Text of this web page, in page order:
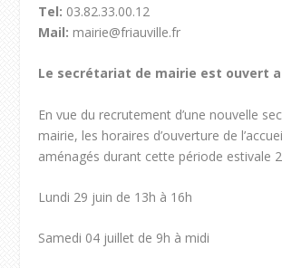
Tel: 03.82.33.00.12
Mail: mairie@friauville.fr
Le secrétariat de mairie est ouvert
En vue du recrutement d’une nouvelle
mairie, les horaires d’ouverture de
aménagés durant cette période estivale
Lundi 29 juin de 13h à 16h
Samedi 04 juillet de 9h à midi